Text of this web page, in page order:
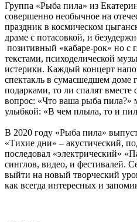
Группа «Рыба пила» из
совершенно необычное на
праздник в космическом
драме с потасовкой, и
позитивный «кабаре-рок» но с
текстами, психоделической
истерики. Каждый концерт
спектакль в сумасшедшем доме
подарками, то ли спалят
вопрос: «Что ваша рыба пила?»
улыбкой: «В чем плыла, то и
В 2020 году «Рыба пила»
«Тихие дни» – акустический,
последовал «электрический»
синглов, видео, и фестивалей.
выйти на новый творческий
как всегда интересных и